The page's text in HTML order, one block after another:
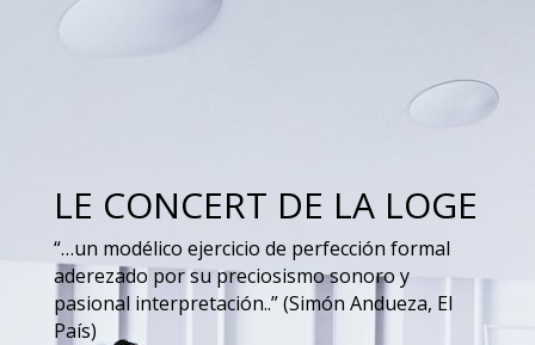
LE CONCERT DE LA LOGE
“…un modélico ejercicio de perfección formal
aderezado por su preciosismo sonoro y
pasional interpretación..” (Simón Andueza, El
País)